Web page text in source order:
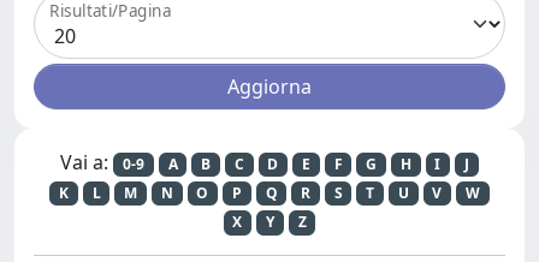
Risultati/Pagina
Vai a: 0-9 A B C D E F G H I
J
K
L M N O P Q R S T U V
W
X
Y Z